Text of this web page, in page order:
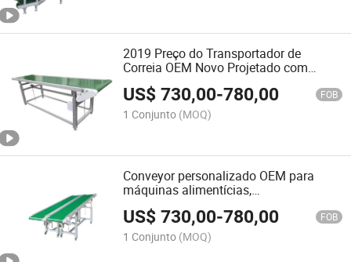
2019 Preço do Transportador de
Correia OEM Novo Projetado com
Garantia de Qualidade
US$730,00-780,00 FOB
1 Conjunto (MOQ)
Conveyor personalizado OEM para
máquinas alimentícias,
transportadores para farmácias,
transportadores para alimentos
US$730,00-780,00 FOB
1 Conjunto (MOQ)